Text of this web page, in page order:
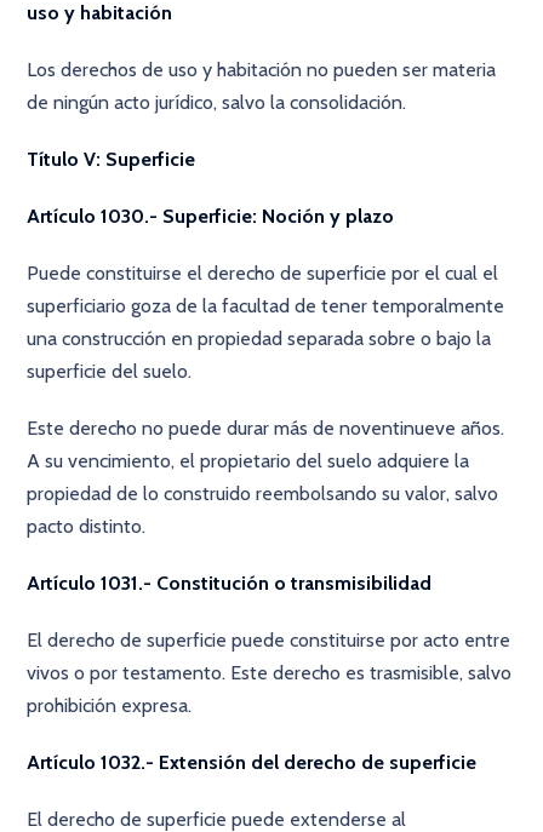
uso y habitación
Los derechos de uso y habitación no pueden ser materia
de ningún acto jurídico, salvo la consolidación.
Título V: Superficie
Artículo 1030.- Superficie: Noción y plazo
Puede constituirse el derecho de superficie por el cual el
superficiario goza de la facultad de tener temporalmente
una construcción en propiedad separada sobre o bajo la
superficie del suelo.
Este derecho no puede durar más de noventinueve años.
A su vencimiento, el propietario del suelo adquiere la
propiedad de lo construido reembolsando su valor, salvo
pacto distinto.
Artículo 1031.- Constitución o transmisibilidad
El derecho de superficie puede constituirse por acto entre
vivos o por testamento. Este derecho es trasmisible, salvo
prohibición expresa.
Artículo 1032.- Extensión del derecho de superficie
El derecho de superficie puede extenderse al